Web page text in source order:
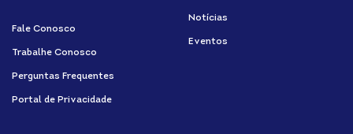
Fale Conosco
Trabalhe Conosco
Perguntas Frequentes
Portal de Privacidade
Notícias
Eventos